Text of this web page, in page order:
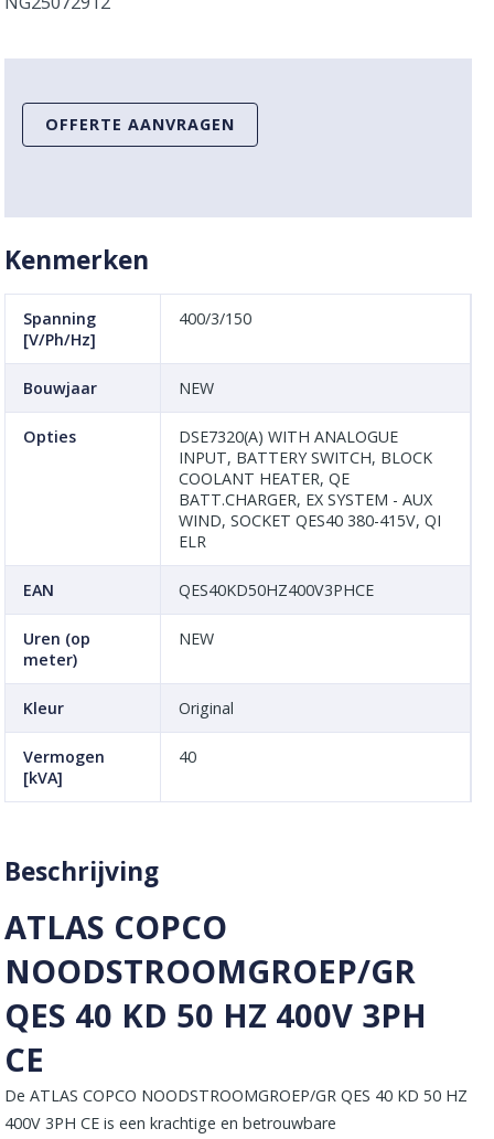
OFFERTE AANVRAGEN
Kenmerken
Spanning
[V/Ph/Hz]
400/3/150
Bouwjaar NEW
Opties
DSE7320(A) WITH ANALOGUE
INPUT, BATTERY SWITCH, BLOCK
COOLANT HEATER, QE
BATT.CHARGER, EX SYSTEM - AUX
WIND, SOCKET QES40 380-415V, QI
ELR
EAN QES40KD50HZ400V3PHCE
Uren (op
meter)
NEW
Kleur Original
Vermogen
[kVA]
40
Beschrijving
ATLAS COPCO
NOODSTROOMGROEP/GR
QES 40 KD 50 HZ 400V 3PH
CE
De ATLAS COPCO NOODSTROOMGROEP/GR QES 40 KD 50 HZ
400V 3PH CE is een krachtige en betrouwbare